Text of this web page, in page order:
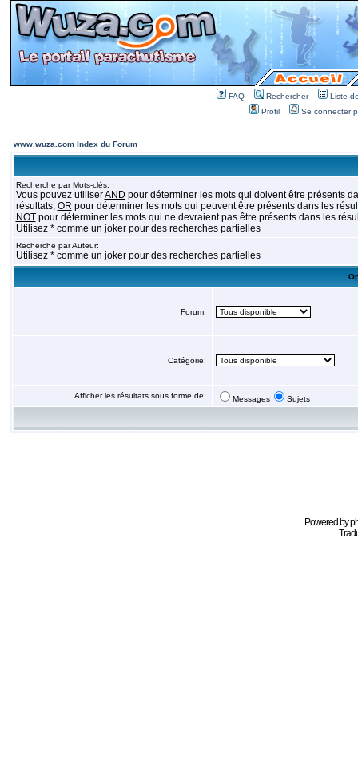
FAQ Rechercher
Liste
Profil
Se connecter
www.wuza.com Index du Forum
Recherche par Mots-clés:
Vous pouvez utiliserAND pour déterminer les mots qui doivent être présents
résultats, OR pour déterminer les mots qui peuvent être présents dans les
NOTpour déterminer les mots qui ne devraient pas être présents dans les
Utilisez * comme un joker pour des recherches partielles
Recherche par Auteur:
Utilisez * comme un joker pour des recherches partielles
Forum:
Catégorie:
Afficher les résultats sous forme de: Messages Sujets
Powered by